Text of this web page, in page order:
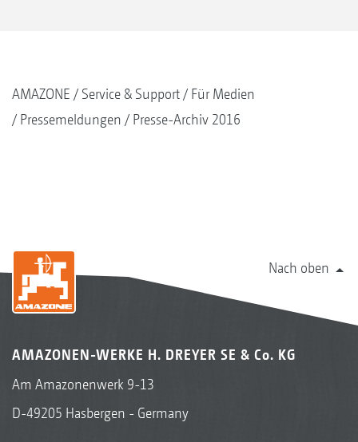
AMAZONE Service & Support
Für Medien
Pressemeldungen
Presse-Archiv 2016
Nach oben
AMAZONEN-WERKE H. DREYER SE & Co. KG
Am Amazonenwerk 9-13
D-49205 Hasbergen - Germany